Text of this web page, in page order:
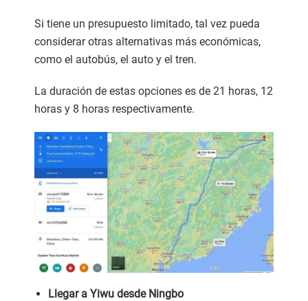
Si tiene un presupuesto limitado, tal vez pueda
considerar otras alternativas más económicas,
como el autobús, el auto y el tren.
La duración de estas opciones es de 21 horas, 12
horas y 8 horas respectivamente.
Llegar a Yiwu desde Ningbo